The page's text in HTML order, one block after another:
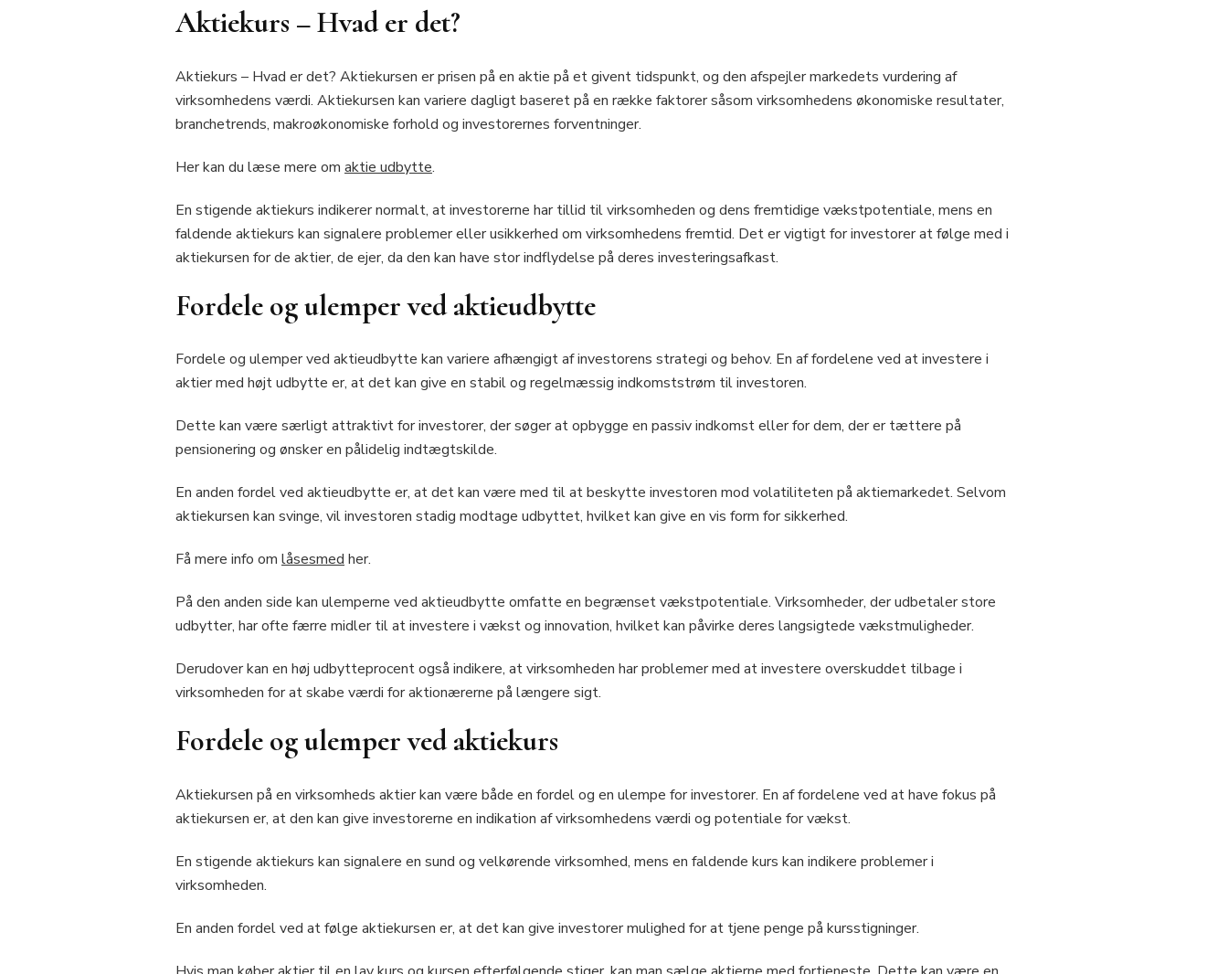
Aktiekurs – Hvad er det?
Aktiekurs – Hvad er det? Aktiekursen er prisen på en aktie på et givent tidspunkt, og den afspejler markedets vurdering af
virksomhedens værdi. Aktiekursen kan variere dagligt baseret på en række faktorer såsom virksomhedens økonomiske resultater,
branchetrends, makroøkonomiske forhold og investorernes forventninger.
Her kan du læse mere om aktie udbytte.
En stigende aktiekurs indikerer normalt, at investorerne har tillid til virksomheden og dens fremtidige vækstpotentiale, mens en
faldende aktiekurs kan signalere problemer eller usikkerhed om virksomhedens fremtid. Det er vigtigt for investorer at følge med i
aktiekursen for de aktier, de ejer, da den kan have stor indflydelse på deres investeringsafkast.
Fordele og ulemper ved aktieudbytte
Fordele og ulemper ved aktieudbytte kan variere afhængigt af investorens strategi og behov. En af fordelene ved at investere i
aktier med højt udbytte er, at det kan give en stabil og regelmæssig indkomststrøm til investoren.
Dette kan være særligt attraktivt for investorer, der søger at opbygge en passiv indkomst eller for dem, der er tættere på
pensionering og ønsker en pålidelig indtægtskilde.
En anden fordel ved aktieudbytte er, at det kan være med til at beskytte investoren mod volatiliteten på aktiemarkedet. Selvom
aktiekursen kan svinge, vil investoren stadig modtage udbyttet, hvilket kan give en vis form for sikkerhed.
Få mere info om låsesmed her.
På den anden side kan ulemperne ved aktieudbytte omfatte en begrænset vækstpotentiale. Virksomheder, der udbetaler store
udbytter, har ofte færre midler til at investere i vækst og innovation, hvilket kan påvirke deres langsigtede vækstmuligheder.
Derudover kan en høj udbytteprocent også indikere, at virksomheden har problemer med at investere overskuddet tilbage i
virksomheden for at skabe værdi for aktionærerne på længere sigt.
Fordele og ulemper ved aktiekurs
Aktiekursen på en virksomheds aktier kan være både en fordel og en ulempe for investorer. En af fordelene ved at have fokus på
aktiekursen er, at den kan give investorerne en indikation af virksomhedens værdi og potentiale for vækst.
En stigende aktiekurs kan signalere en sund og velkørende virksomhed, mens en faldende kurs kan indikere problemer i
virksomheden.
En anden fordel ved at følge aktiekursen er, at det kan give investorer mulighed for at tjene penge på kursstigninger.